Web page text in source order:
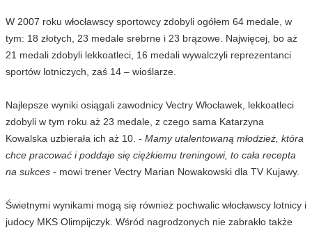
W 2007 roku włocławscy sportowcy zdobyli ogółem 64 medale, w
tym: 18 złotych, 23 medale srebrne i 23 brązowe. Najwięcej, bo aż
21 medali zdobyli lekkoatleci, 16 medali wywalczyli reprezentanci
sportów lotniczych, zaś 14 – wioślarze.
Najlepsze wyniki osiągali zawodnicy Vectry Włocławek, lekkoatleci
zdobyli w tym roku aż 23 medale, z czego sama Katarzyna
Kowalska uzbierała ich aż 10. - Mamy utalentowaną młodzież, która
chce pracować i poddaje się ciężkiemu treningowi, to cała recepta
na sukces - mowi trener Vectry Marian Nowakowski dla TV Kujawy.
Świetnymi wynikami mogą się również pochwalic włocławscy lotnicy i
judocy MKS Olimpijczyk. Wśród nagrodzonych nie zabrakło także